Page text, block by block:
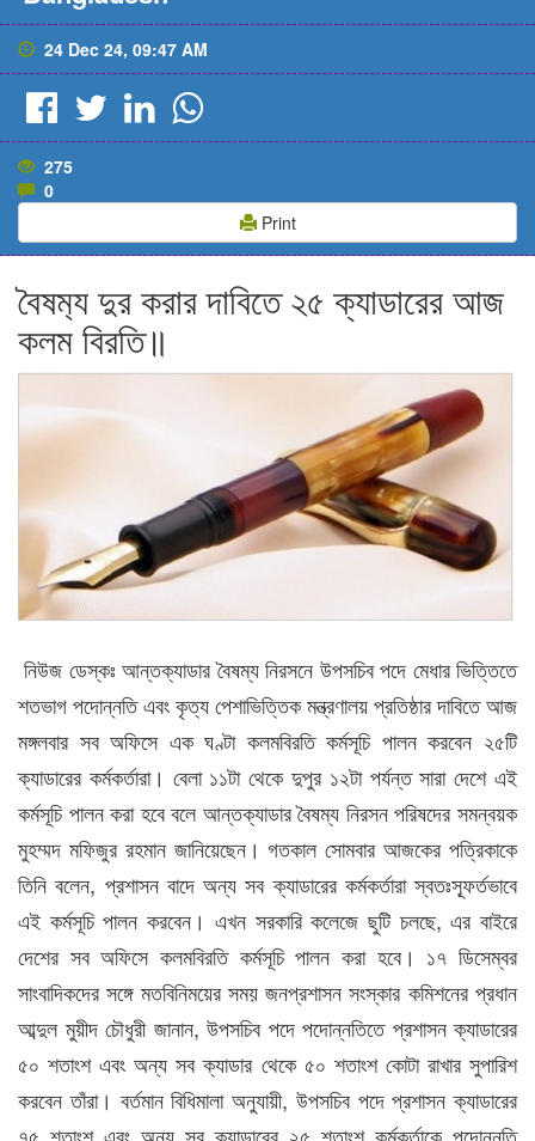
24 Dec 24, 09:47 AM
275
0
Print
বৈষম‍্য দুর করার দাবিতে ২৫ ক্যাডারের আজ
কলম বিরতি॥
নিউজ ডেস্কঃ আন্তক্যাডার বৈষম্য নিরসনে উপসচিব পদে মেধার ভিত্তিতে
শতভাগ পদোন্নতি এবং কৃত্য পেশাভিত্তিক মন্ত্রণালয় প্রতিষ্ঠার দাবিতে আজ
মঙ্গলবার সব অফিসে এক ঘণ্টা কলমবিরতি কর্মসূচি পালন করবেন ২৫টি
ক্যাডারের কর্মকর্তারা। বেলা ১১টা থেকে দুপুর ১২টা পর্যন্ত সারা দেশে এই
কর্মসূচি পালন করা হবে বলে আন্তক্যাডার বৈষম্য নিরসন পরিষদের সমন্বয়ক
মুহম্মদ মফিজুর রহমান জানিয়েছেন। গতকাল সোমবার আজকের পত্রিকাকে
তিনি বলেন, প্রশাসন বাদে অন্য সব ক্যাডারের কর্মকর্তারা স্বতঃস্ফূর্তভাবে
এই কর্মসূচি পালন করবেন। এখন সরকারি কলেজে ছুটি চলছে, এর বাইরে
দেশের সব অফিসে কলমবিরতি কর্মসূচি পালন করা হবে। ১৭ ডিসেম্বর
সাংবাদিকদের সঙ্গে মতবিনিময়ের সময় জনপ্রশাসন সংস্কার কমিশনের প্রধান
আব্দুল মুয়ীদ চৌধুরী জানান, উপসচিব পদে পদোন্নতিতে প্রশাসন ক্যাডারের
৫০ শতাংশ এবং অন্য সব ক্যাডার থেকে ৫০ শতাংশ কোটা রাখার সুপারিশ
করবেন তাঁরা। বর্তমান বিধিমালা অনুযায়ী, উপসচিব পদে প্রশাসন ক্যাডারের